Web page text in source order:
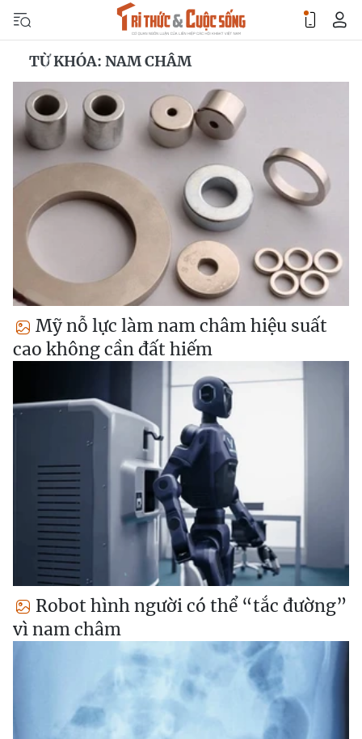
TỪ KHÓA: NAM CHÂM
Mỹ nỗ lực làm nam châm hiệu suất
cao không cần đất hiếm
Robot hình người có thể “tắc đường”
vì nam châm